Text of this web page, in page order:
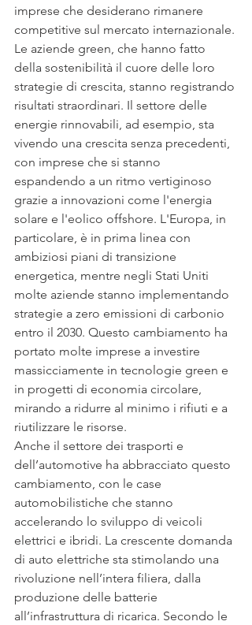
imprese che desiderano rimanere
competitive sul mercato internazionale.
Le aziende green, che hanno fatto
della sostenibilità il cuore delle loro
strategie di crescita, stanno registrando
risultati straordinari. Il settore delle
energie rinnovabili, ad esempio, sta
vivendo una crescita senza precedenti,
con imprese che si stanno
espandendo a un ritmo vertiginoso
grazie a innovazioni come l'energia
solare e l'eolico offshore. L'Europa, in
particolare, è in prima linea con
ambiziosi piani di transizione
energetica, mentre negli Stati Uniti
molte aziende stanno implementando
strategie a zero emissioni di carbonio
entro il 2030. Questo cambiamento ha
portato molte imprese a investire
massicciamente in tecnologie green e
in progetti di economia circolare,
mirando a ridurre al minimo i rifiuti e a
riutilizzare le risorse.
Anche il settore dei trasporti e
dell’automotive ha abbracciato questo
cambiamento, con le case
automobilistiche che stanno
accelerando lo sviluppo di veicoli
elettrici e ibridi. La crescente domanda
di auto elettriche sta stimolando una
rivoluzione nell’intera filiera, dalla
produzione delle batterie
all’infrastruttura di ricarica. Secondo le